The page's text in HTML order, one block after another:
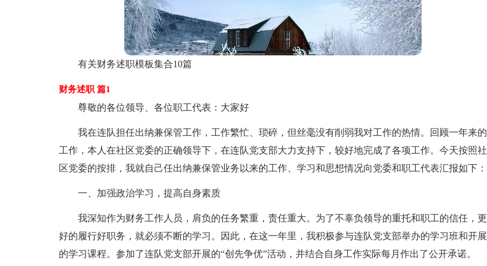
有关财务述职模板集合10篇
财务述职 篇1
尊敬的各位领导、各位职工代表：大家好
我在连队担任出纳兼保管工作，工作繁忙、琐碎，但丝毫没有削弱我对工作的热情。回顾一年来的
工作，本人在社区党委的正确领导下，在连队党支部大力支持下，较好地完成了各项工作。今天按照社
区党委的按排，我就自己任出纳兼保管业务以来的工作、学习和思想情况向党委和职工代表汇报如下：
一、加强政治学习，提高自身素质
我深知作为财务工作人员，肩负的任务繁重，责任重大。为了不辜负领导的重托和职工的信任，更
好的履行好职务，就必须不断的学习。因此，在这一年里，我积极参与连队党支部举办的学习班和开展
的学习课程。参加了连队党支部开展的“创先争优”活动，并结合自身工作实际每月作出了公开承诺。